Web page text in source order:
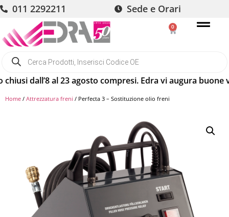
011 2292211 Sede e Orari
0
dall’8 al 23 agosto compresi. Edra vi augura buone
Home / Attrezzatura freni / Perfecta 3 – Sostituzione olio freni